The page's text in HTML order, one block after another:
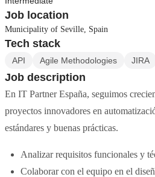
Job location
Municipality of Seville, Spain
Tech stack
API Agile Methodologies JIRA
Job description
En IT Partner España, seguimos
proyectos innovadores en
estándares y buenas prácticas.
Analizar requisitos funcionales y
Colaborar con el equipo en el